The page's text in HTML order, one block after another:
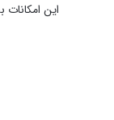
این